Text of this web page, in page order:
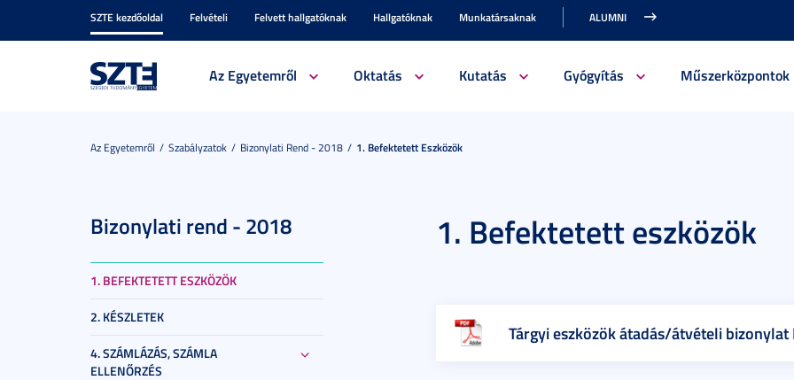
SZTE kezdőoldal Felvételi Felvett hallgatóknak Hallgatóknak Munkatársaknak ALUMNI
Az Egyetemről Oktatás Kutatás Gyógyítás Műszerközpontok
Az Egyetemről Szabályzatok Bizonylati Rend - 2018 1. Befektetett Eszközök
Bizonylati rend - 2018
1. BEFEKTETETT ESZKÖZÖK
2. KÉSZLETEK
4. SZÁMLÁZÁS, SZÁMLA
ELLENŐRZÉS
1. Befektetett eszközök
Tárgyi eszközök átadás/átvételi bizonylat